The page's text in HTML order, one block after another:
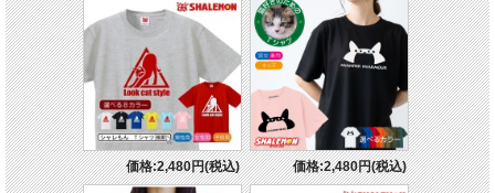
価格:2,480円(税込) 価格:2,480円(税込)